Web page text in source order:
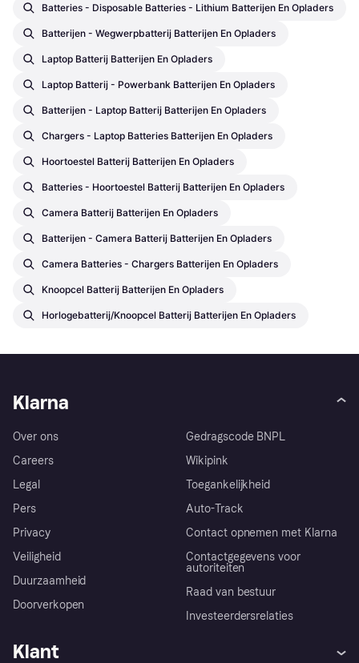
Batteries - Disposable Batteries - Lithium Batterijen En Opladers
Batterijen - Wegwerpbatterij Batterijen En Opladers
Laptop Batterij Batterijen En Opladers
Laptop Batterij - Powerbank Batterijen En Opladers
Batterijen - Laptop Batterij Batterijen En Opladers
Chargers - Laptop Batteries Batterijen En Opladers
Hoortoestel Batterij Batterijen En Opladers
Batteries - Hoortoestel Batterij Batterijen En Opladers
Camera Batterij Batterijen En Opladers
Batterijen - Camera Batterij Batterijen En Opladers
Camera Batteries - Chargers Batterijen En Opladers
Knoopcel Batterij Batterijen En Opladers
Horlogebatterij/Knoopcel Batterij Batterijen En Opladers
Klarna
Over ons
Careers
Legal
Pers
Privacy
Veiligheid
Duurzaamheid
Doorverkopen
Gedragscode BNPL
Wikipink
Toegankelijkheid
Auto-Track
Contact opnemen met Klarna
Contactgegevens voor
autoriteiten
Raad van bestuur
Investeerdersrelaties
Klant